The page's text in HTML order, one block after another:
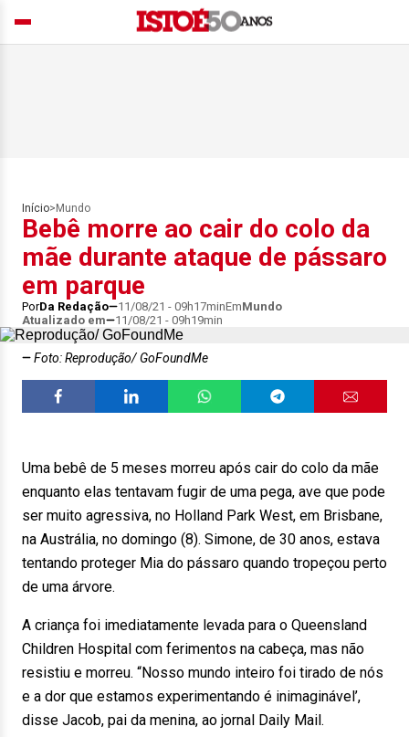
Início> Mundo
Bebê morre ao cair do colo da
mãe durante ataque de pássaro
em parque
PorDa Redação 11/08/21 - 09h17minEmMundo
Atualizado em
11/08/21 - 09h19min
Foto: Reprodução/ GoFoundMe
Uma bebê de 5 meses morreu após cair do colo da mãe
enquanto elas tentavam fugir de uma pega, ave que pode
ser muito agressiva, no Holland Park West, em Brisbane,
na Austrália, no domingo (8). Simone, de 30 anos, estava
tentando proteger Mia do pássaro quando tropeçou perto
de uma árvore.
A criança foi imediatamente levada para o Queensland
Children Hospital com ferimentos na cabeça, mas não
resistiu e morreu. “Nosso mundo inteiro foi tirado de nós
e a dor que estamos experimentando é inimaginável’,
disse Jacob, pai da menina, ao jornal Daily Mail.